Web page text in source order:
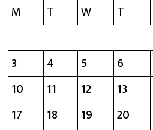
M
T W T
3
4 5 6
10
11 12 13
17
18 19 20